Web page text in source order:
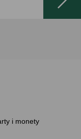
i monety